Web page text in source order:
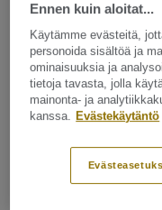
Design
Lattiatrendit
Lattiatrendit
Ennen kuin aloitat...
Käytämme evästeitä,
personoida sisältöä ja
ominaisuuksia ja
tietoja tavasta, jolla
mainonta- ja
kanssa. Evästekäytäntö